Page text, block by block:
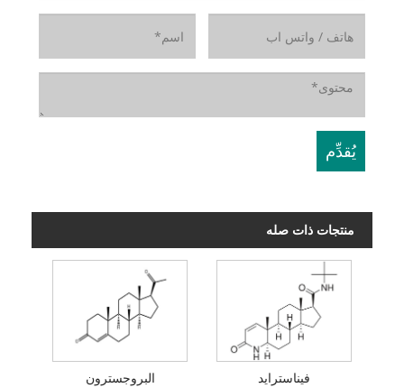
منتجات ذات صله
البروجسترون فيناسترايد